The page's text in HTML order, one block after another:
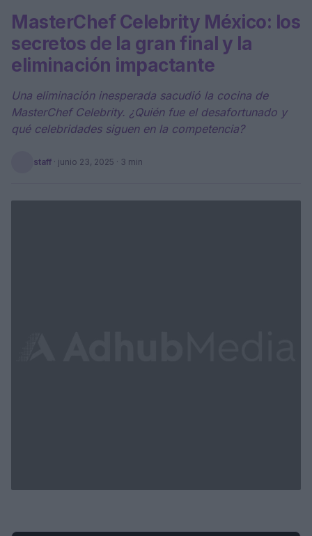
MasterChef Celebrity México: los
secretos de la gran final y la
eliminación impactante
Una eliminación inesperada sacudió la cocina de
MasterChef Celebrity. ¿Quién fue el desafortunado y
qué celebridades siguen en la competencia?
staff · junio 23, 2025 · 3 min